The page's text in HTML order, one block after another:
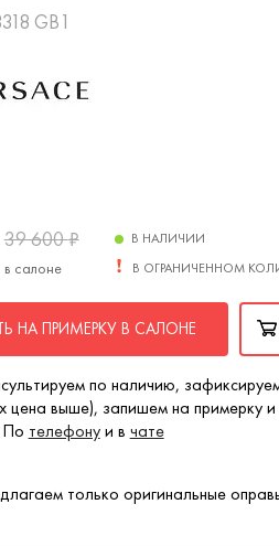
GB1
39 600₽
в салоне
В НАЛИЧИИ
В ОГРАНИЧЕННОМ
НА ПРИМЕРКУ В САЛОНЕ
по наличию,
цена выше), запишем на примерку
По телефонуи в чате
только оригинальные